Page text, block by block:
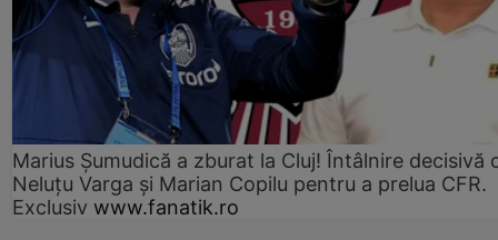
Marius Şumudică a zburat la Cluj! Întâlnire decisivă
Neluţu Varga şi Marian Copilu pentru a prelua CFR.
Exclusiv www.fanatik.ro